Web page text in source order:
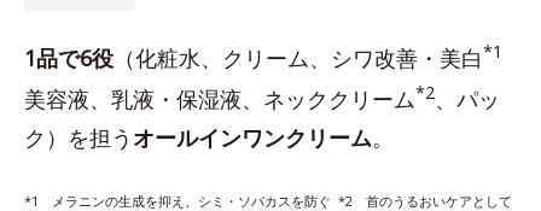
1品で6役 （化粧水、クリーム、シワ改善・美白*1
美容液、乳液・保湿液、ネッククリーム*2、パッ
ク）を担う オールインワンクリーム。
*1 メラニンの生成を抑え、シミ・ソバカスを防ぐ *2 首のうるおいケアとして